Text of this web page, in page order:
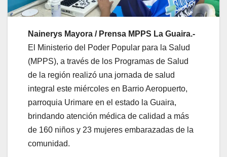
Nainerys Mayora / Prensa MPPS La Guaira.-
El Ministerio del Poder Popular para la Salud
(MPPS), a través de los Programas de Salud
de la región realizó una jornada de salud
integral este miércoles en Barrio Aeropuerto,
parroquia Urimare en el estado la Guaira,
brindando atención médica de calidad a más
de 160 niños y 23 mujeres embarazadas de la
comunidad.